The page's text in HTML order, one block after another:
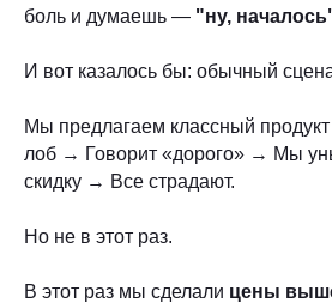
боль и думаешь — "ну,
И вот казалось бы: обычный
Мы предлагаем классный
лоб → Говорит «дорого» → Мы
скидку → Все страдают.
Но не в этот раз.
В этот раз мы сделали цены